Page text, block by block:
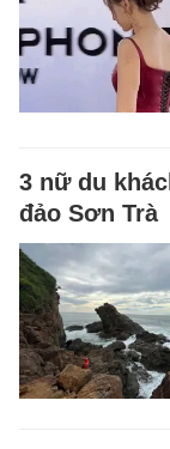
3 nữ du
đảo Sơn Trà